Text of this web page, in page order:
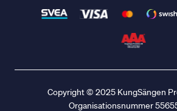
Copyright © 2025 KungSängen
Organisationsnummer